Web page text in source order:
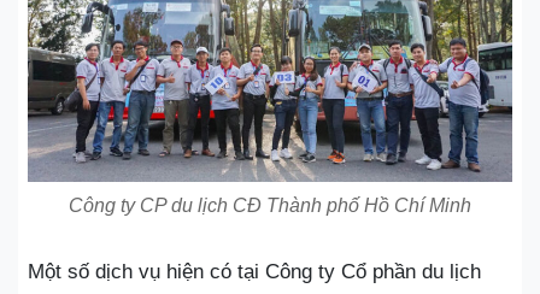
Công ty CP du lịch CĐ Thành phố Hồ Chí Minh
Một số dịch vụ hiện có tại Công ty Cổ phần du lịch